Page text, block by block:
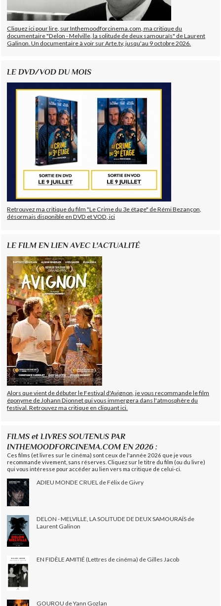
Cliquez ici pour lire, sur Inthemoodforcinema.com, ma critique du
documentaire "Delon - Melville, la solitude de deux samouraïs" de Laurent
Galinon. Un documentaire à voir sur Arte.tv, jusqu'au 9 octobre 2026.
LE DVD/VOD DU MOIS
Retrouvez ma critique du film "Le Crime du 3e étage" de Rémi Bezançon,
désormais disponible en DVD et VOD, ici
LE FILM EN LIEN AVEC L'ACTUALITÉ
Alors que vient de débuter le Festival d'Avignon, je vous recommande le film
éponyme de Johann Dionnet qui vous immergera dans l'atmosphère du
festival. Retrouvez ma critique en cliquant ici.
FILMS et LIVRES SOUTENUS PAR
INTHEMOODFORCINEMA.COM EN 2026 :
Ces films (et livres sur le cinéma) sont ceux de l'année 2026 que je vous
recommande vivement, sans réserves. Cliquez sur le titre du film (ou du livre)
qui vous intéresse pour accéder au lien vers ma critique de celui-ci.
ADIEU MONDE CRUEL de Félix de Givry
DELON - MELVILLE, LA SOLITUDE DE DEUX SAMOURAÏS de
Laurent Galinon
EN FIDÈLE AMITIÉ (Lettres de cinéma) de Gilles Jacob
GOUROU de Yann Gozlan